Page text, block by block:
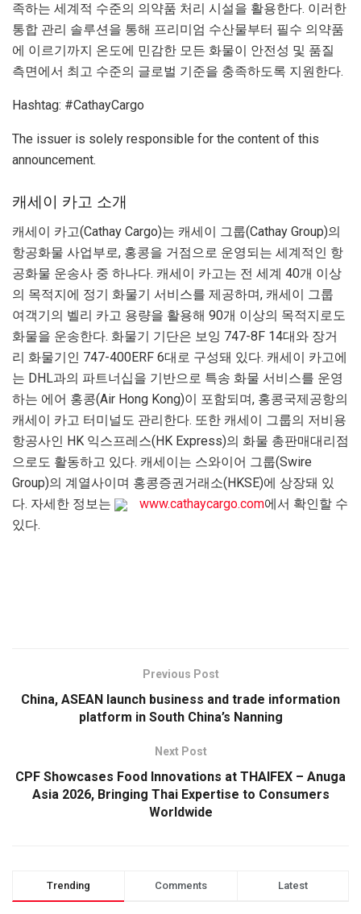
족하는 세계적 수준의 의약품 처리 시설을 활용한다. 이러한
통합 관리 솔루션을 통해 프리미엄 수산물부터 필수 의약품
에 이르기까지 온도에 민감한 모든 화물이 안전성 및 품질
측면에서 최고 수준의 글로벌 기준을 충족하도록 지원한다.
Hashtag: #CathayCargo
The issuer is solely responsible for the content of this
announcement.
캐세이 카고 소개
캐세이 카고(Cathay Cargo)는 캐세이 그룹(Cathay Group)의
항공화물 사업부로, 홍콩을 거점으로 운영되는 세계적인 항
공화물 운송사 중 하나다. 캐세이 카고는 전 세계 40개 이상
의 목적지에 정기 화물기 서비스를 제공하며, 캐세이 그룹
여객기의 벨리 카고 용량을 활용해 90개 이상의 목적지로도
화물을 운송한다. 화물기 기단은 보잉 747-8F 14대와 장거
리 화물기인 747-400ERF 6대로 구성돼 있다. 캐세이 카고에
는 DHL과의 파트너십을 기반으로 특송 화물 서비스를 운영
하는 에어 홍콩(Air Hong Kong)이 포함되며, 홍콩국제공항의
캐세이 카고 터미널도 관리한다. 또한 캐세이 그룹의 저비용
항공사인 HK 익스프레스(HK Express)의 화물 총판매대리점
으로도 활동하고 있다. 캐세이는 스와이어 그룹(Swire
Group)의 계열사이며 홍콩증권거래소(HKSE)에 상장돼 있
다. 자세한 정보는
www.cathaycargo.com에서 확인할 수
있다.
Previous Post
China, ASEAN launch business and trade information
platform in South China’s Nanning
Next Post
CPF Showcases Food Innovations at THAIFEX – Anuga
Asia 2026, Bringing Thai Expertise to Consumers
Worldwide
Trending Comments Latest